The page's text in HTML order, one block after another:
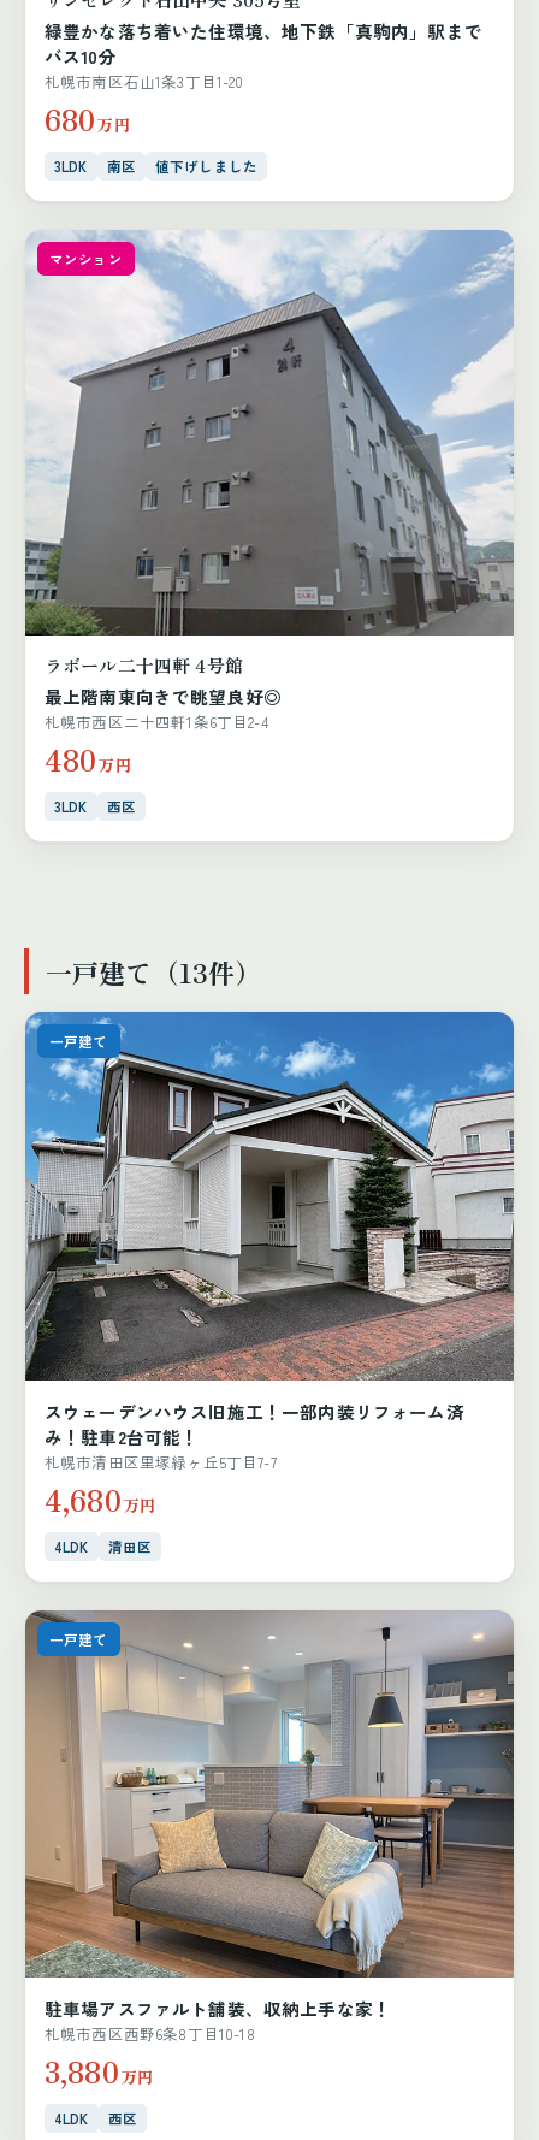
緑豊かな落ち着いた住環境、地下鉄「真駒内」駅まで
バス10分
札幌市南区石山1条3丁目1-20
680万円
3LDK 南区 値下げしました
マンション
ラボール二十四軒 4号館
最上階南東向きで眺望良好◎
札幌市西区二十四軒1条6丁目2-4
480万円
3LDK 西区
一戸建て（13件）
一戸建て
スウェーデンハウス旧施工！一部内装リフォーム済
み！駐車2台可能！
札幌市清田区里塚緑ヶ丘5丁目7-7
4,680万円
4LDK 清田区
一戸建て
駐車場アスファルト舗装、収納上手な家！
札幌市西区西野6条8丁目10-18
3,880万円
4LDK 西区